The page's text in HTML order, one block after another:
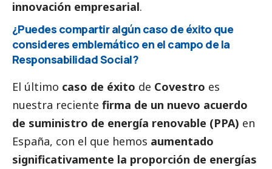
innovación empresarial.
¿Puedes compartir algún caso de éxito que
consideres emblemático en el campo de la
ResponsabilidadSocial?
El último caso de éxito de Covestro es
nuestra reciente firma de un nuevo acuerdo
de suministro de energía renovable (PPA) en
España, con el que hemos aumentado
significativamente la proporción de energías